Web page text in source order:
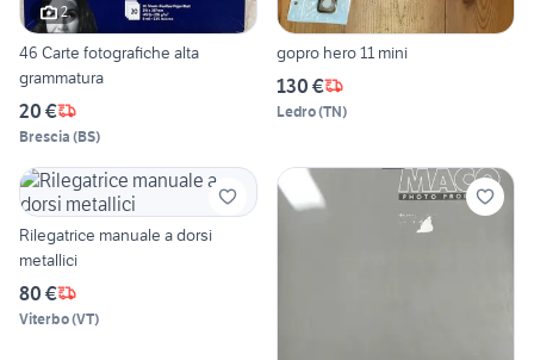
2
46 Carte fotografiche alta
grammatura
20 €
Brescia (BS)
gopro hero 11 mini
130 €
Ledro(TN)
Rilegatrice manuale a dorsi
metallici
80 €
Viterbo(VT)